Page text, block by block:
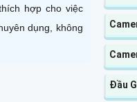
hợp cho việc
dụng, không
Đầu